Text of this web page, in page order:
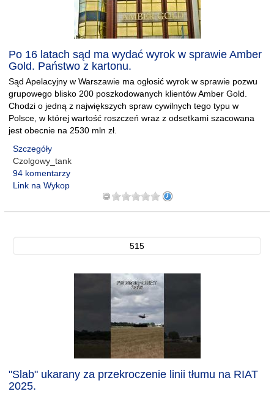
Po 16 latach sąd ma wydać wyrok w sprawie Amber
Gold. Państwo z kartonu.
Sąd Apelacyjny w Warszawie ma ogłosić wyrok w sprawie pozwu
grupowego blisko 200 poszkodowanych klientów Amber Gold.
Chodzi o jedną z największych spraw cywilnych tego typu w
Polsce, w której wartość roszczeń wraz z odsetkami szacowana
jest obecnie na 2530 mln zł.
Szczegóły
Czolgowy_tank
94 komentarzy
Link na Wykop
515
"Slab" ukarany za przekroczenie linii tłumu na RIAT
2025.